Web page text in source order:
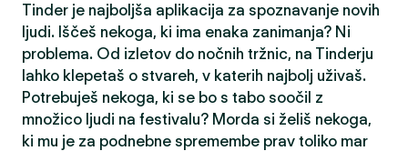
Tinder je najboljša aplikacija za spoznavanje novih
ljudi. Iščeš nekoga, ki ima enaka zanimanja? Ni
problema. Od izletov do nočnih tržnic, na Tinderju
lahko klepetaš o stvareh, v katerih najbolj uživaš.
Potrebuješ nekoga, ki se bo s tabo soočil z
množico ljudi na festivalu? Morda si želiš nekoga,
ki mu je za podnebne spremembe prav toliko mar